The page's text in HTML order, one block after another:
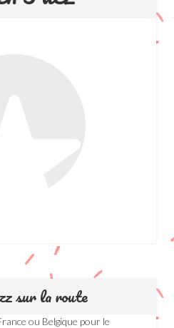
sur la route
ou Belgique pour le